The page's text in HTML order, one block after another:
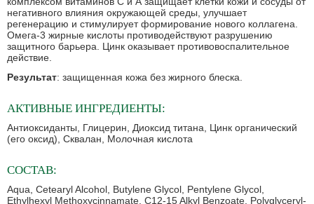
негативного влияния окружающей среды, улучшает
регенерацию и стимулирует формирование нового коллагена.
Омега-3 жирные кислоты противодействуют разрушению
защитного барьера. Цинк оказывает противовоспалительное
действие.
Результат: защищенная кожа без жирного блеска.
АКТИВНЫЕ ИНГРЕДИЕНТЫ:
Антиоксиданты, Глицерин, Диоксид титана, Цинк органический
(его оксид), Сквалан, Молочная кислота
СОСТАВ:
Aqua, Cetearyl Alcohol, Butylene Glycol, Pentylene Glycol,
Ethylhexyl Methoxycinnamate, C12-15 Alkyl Benzoate, Polyglyceryl-